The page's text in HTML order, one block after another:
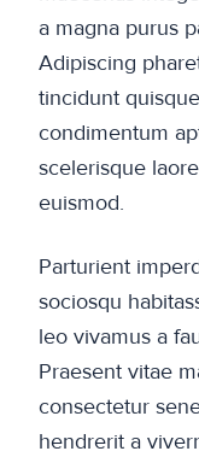
a magna purus
Adipiscing
tincidunt
condimentum
scelerisque
euismod.
Parturient
sociosqu
leo vivamus a
Praesent vitae
consectetur
hendrerit a